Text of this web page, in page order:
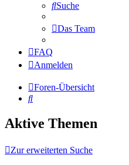
Suche
Das Team
FAQ
Anmelden
Foren-Übersicht
Suche
Aktive Themen
Zur erweiterten Suche